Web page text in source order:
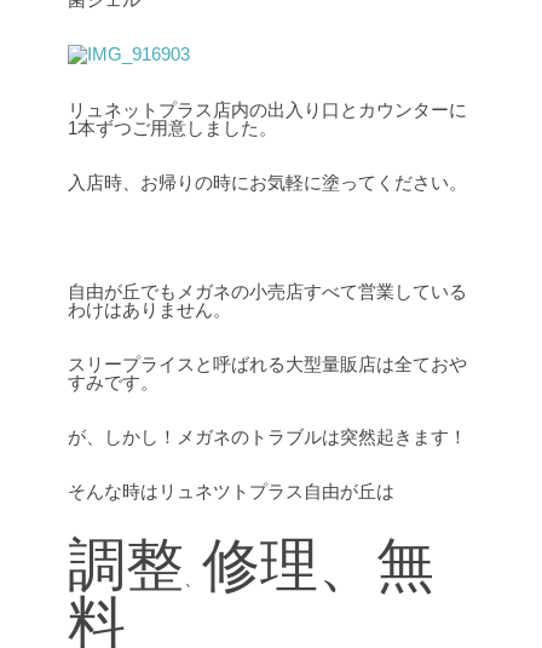
リュネットプラス店内の出入り口とカウンターに
1本ずつご用意しました。
入店時、お帰りの時にお気軽に塗ってください。
自由が丘でもメガネの小売店すべて営業している
わけはありません。
スリープライスと呼ばれる大型量販店は全ておや
すみです。
が、しかし！メガネのトラブルは突然起きます！
そんな時はリュネツトプラス自由が丘は
調整 修理、 無
料